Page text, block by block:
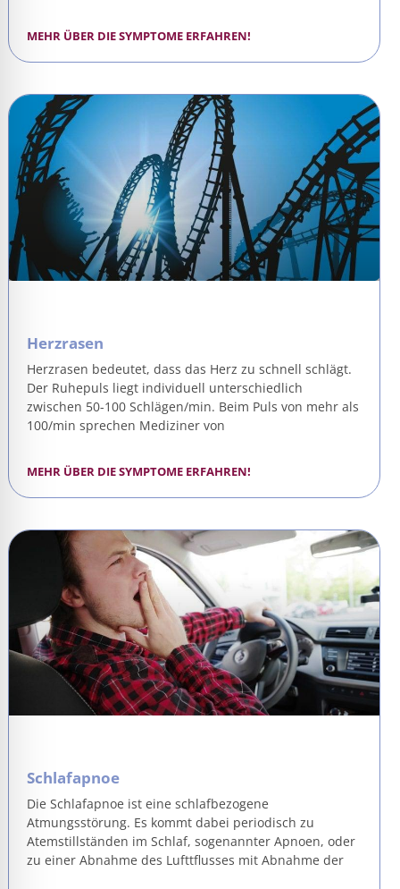
MEHR ÜBER DIE SYMPTOME ERFAHREN!
Herzrasen
Herzrasen bedeutet, dass das Herz zu schnell schlägt.
Der Ruhepuls liegt individuell unterschiedlich
zwischen 50-100 Schlägen/min. Beim Puls von mehr als
100/min sprechen Mediziner von
MEHR ÜBER DIE SYMPTOME ERFAHREN!
Schlafapnoe
Die Schlafapnoe ist eine schlafbezogene
Atmungsstörung. Es kommt dabei periodisch zu
Atemstillständen im Schlaf, sogenannter Apnoen, oder
zu einer Abnahme des Lufttflusses mit Abnahme der